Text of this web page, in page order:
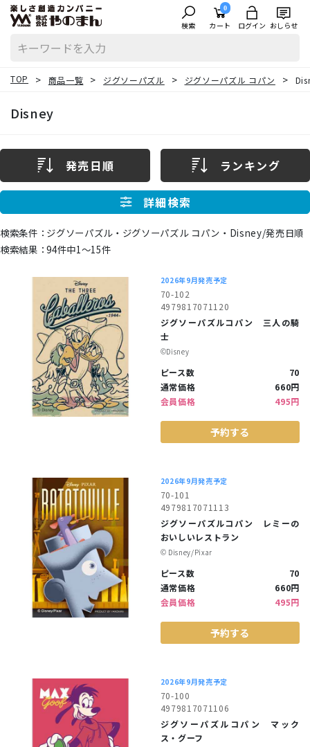
検索
0
カート ログイン おしらせ
TOP 商品一覧 ジグソーパズル ジグソーパズル コパン
Disney
発売日順 ランキング
詳細検索
ジグソーパズル・ジグソーパズル コパン・Disney/発売日順
94件中1〜15件
2026年9月発売予定
70-102
4979817071120
ジグソーパズルコパン 三人の騎
士
©︎Disney
ピース数
70
通常価格
660円
会員価格
495円
予約する
2026年9月発売予定
70-101
4979817071113
ジグソーパズルコパン レミーの
おいしいレストラン
©︎ Disney/Pixar
ピース数
70
通常価格
660円
会員価格
495円
予約する
2026年9月発売予定
70-100
4979817071106
ジグソーパズルコパン マック
ス・グーフ